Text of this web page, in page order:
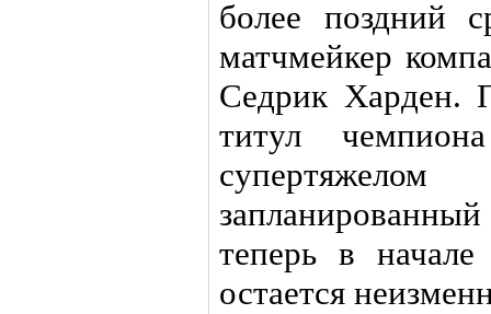
более поздний
матчмейкер
Седрик Харден.
титул
теперь в
остается